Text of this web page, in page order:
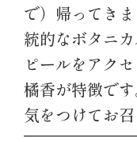
で）帰ってき
統的なボタニ
ピールをアク
橘香が特徴で
気をつけてお